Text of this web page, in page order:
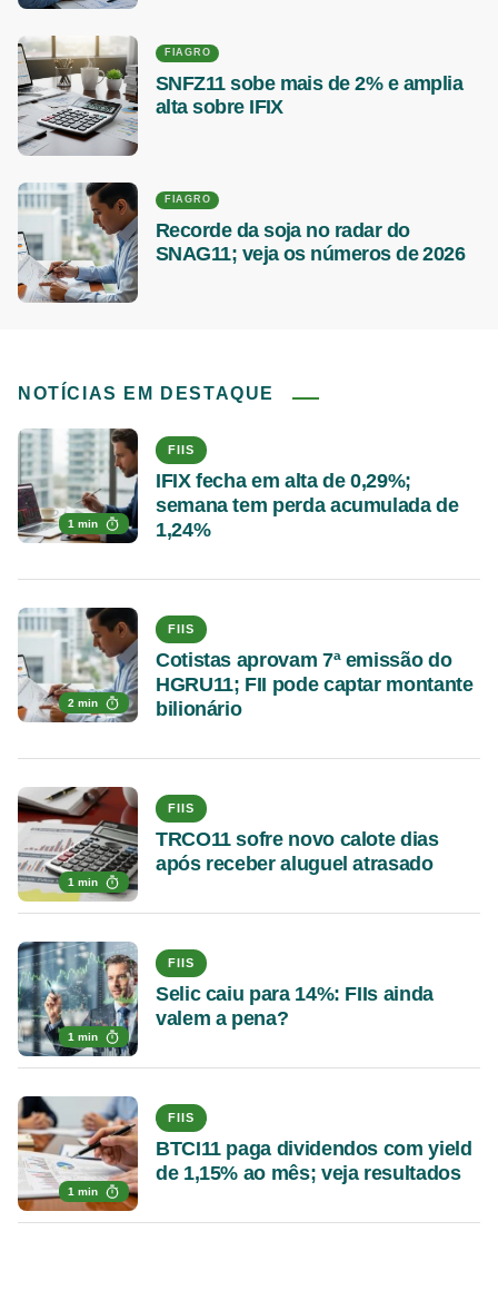
FIAGRO
SNFZ11 sobe mais de 2% e amplia
alta sobre IFIX
FIAGRO
Recorde da soja no radar do
SNAG11; veja os números de 2026
NOTÍCIAS EM DESTAQUE
1 min
FIIS
IFIX fecha em alta de 0,29%;
semana tem perda acumulada de
1,24%
2 min
FIIS
Cotistas aprovam 7ª emissão do
HGRU11; FII pode captar montante
bilionário
1 min
FIIS
TRCO11 sofre novo calote dias
após receber aluguel atrasado
1 min
FIIS
Selic caiu para 14%: FIIs ainda
valem a pena?
1 min
FIIS
BTCI11 paga dividendos com yield
de 1,15% ao mês; veja resultados